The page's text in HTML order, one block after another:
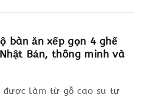
bàn ăn xếp gọn 4 ghế
Bản, thông minh và
được làm từ gỗ cao su tự